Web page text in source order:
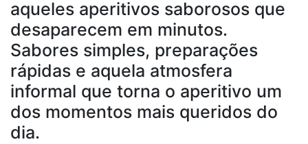
aqueles aperitivos saborosos que
desaparecem em minutos.
Sabores simples, preparações
rápidas e aquela atmosfera
informal que torna o aperitivo um
dos momentos mais queridos do
dia.